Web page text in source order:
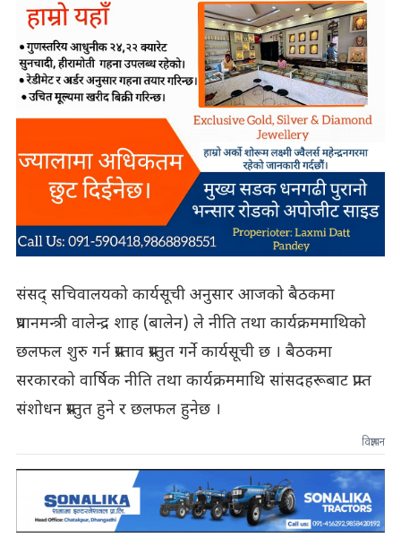
संसद् सचिवालयको कार्यसूची अनुसार आजको बैठकमा
प्रधानमन्त्री वालेन्द्र शाह (बालेन) ले नीति तथा कार्यक्रममाथिको
छलफल शुरु गर्न प्रस्ताव प्रस्तुत गर्ने कार्यसूची छ । बैठकमा
सरकारको वार्षिक नीति तथा कार्यक्रममाथि सांसदहरूबाट प्राप्त
संशोधन प्रस्तुत हुने र छलफल हुनेछ ।
विज्ञापन